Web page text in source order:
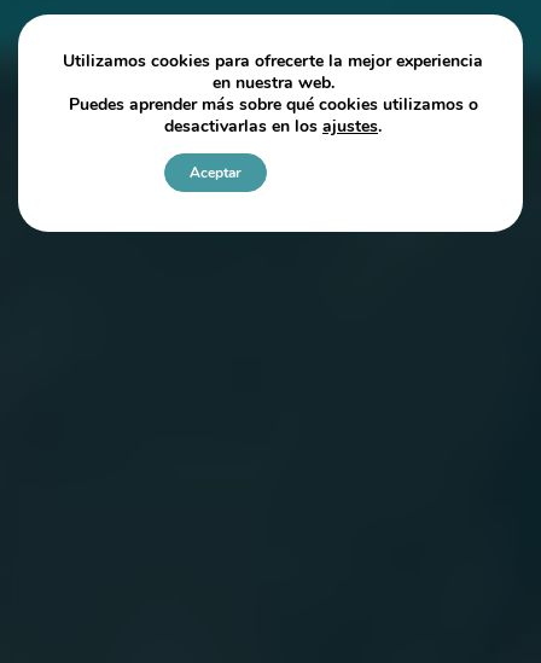
Utilizamos cookies para ofrecerte la mejor experiencia
en nuestra web.
Puedes aprender más sobre qué cookies utilizamos o
desactivarlas en los ajustes.
Aceptar